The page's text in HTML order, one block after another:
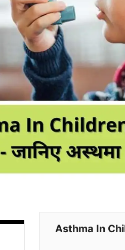
Asthma In